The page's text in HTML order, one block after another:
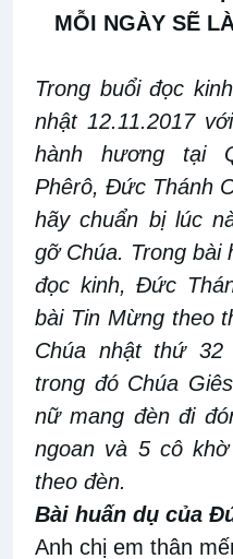
MỖI NGÀY SẼ
Trong buổi đọc
nhật 12.11.2017
hành hương tại
Phêrô, Đức Thánh
hãy chuẩn bị lúc
gỡ Chúa. Trong bài
đọc kinh, Đức
bài Tin Mừng theo
Chúa nhật thứ 32
trong đó Chúa
nữ mang đèn đi
ngoan và 5 cô
theo đèn.
Bài huấn dụ của
Anh chị em thân